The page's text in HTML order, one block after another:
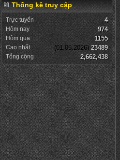
Thống kê truy cập
Trực tuyến 4
Hôm nay 974
Hôm qua 1155
Cao nhất (01.05.2026)23489
Tổng cộng 2,662,438